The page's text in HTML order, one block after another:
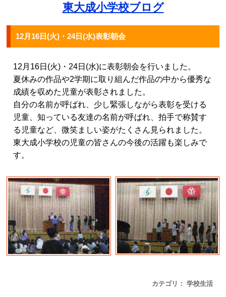
東大成小学校ブログ
12月16日(火)・24日(水)表彰朝会
カテゴリ： 学校生活
12 月16日(火)・24日(水)に表彰朝会を行いました。
夏休みの作品や2学期に取り組んだ作品の中から優秀な
成績を収めた児童が表彰されました。
自分の名前が呼ばれ、少し緊張しながら表彰を受ける
児童、知っている友達の名前が呼ばれ、拍手で称賛す
る児童など、微笑ましい姿がたくさん見られました。
東大成小学校の児童の皆さんの今後の活躍も楽しみで
す。